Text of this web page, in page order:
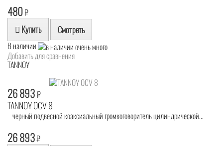
480₽
Купить Смотреть
В наличии
Добавить для сравнения
TANNOY
26 893₽
TANNOY OCV 8
черный подвесной коаксиальный громкоговоритель цилиндрической...
26 893₽